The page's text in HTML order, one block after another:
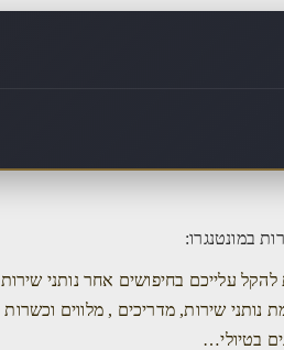
במונטנגרו:
להקל עלייכם בחיפושים אחר נותני שירות
נותני שירות, מדריכים , מלווים וכשרות
בטיולי…